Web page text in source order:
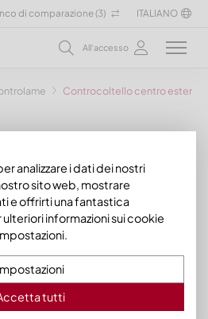
di comparazione (3) ITALIANO
All'accesso
Controcoltello centro esterno
analizzare i dati dei nostri
sito web, mostrare
e offrirti una fantastica
ulteriori informazioni sui cookie
tutti